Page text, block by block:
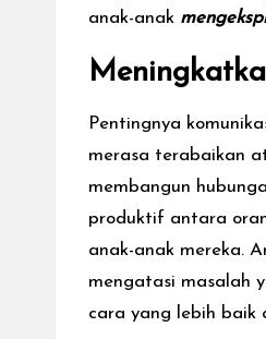
anak-anak
Pentingnya
merasa terabaikan
membangun
produktif antara
anak-anak mereka.
mengatasi masalah
cara yang lebih baik